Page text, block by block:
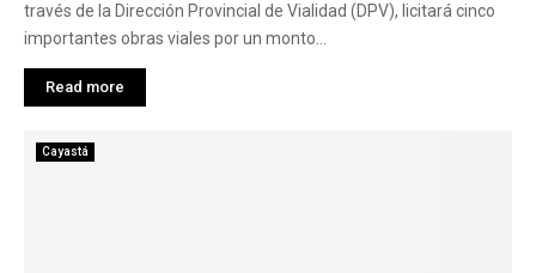
través de la Dirección Provincial de Vialidad (DPV), licitará cinco
importantes obras viales por un monto...
Read more
Cayastá